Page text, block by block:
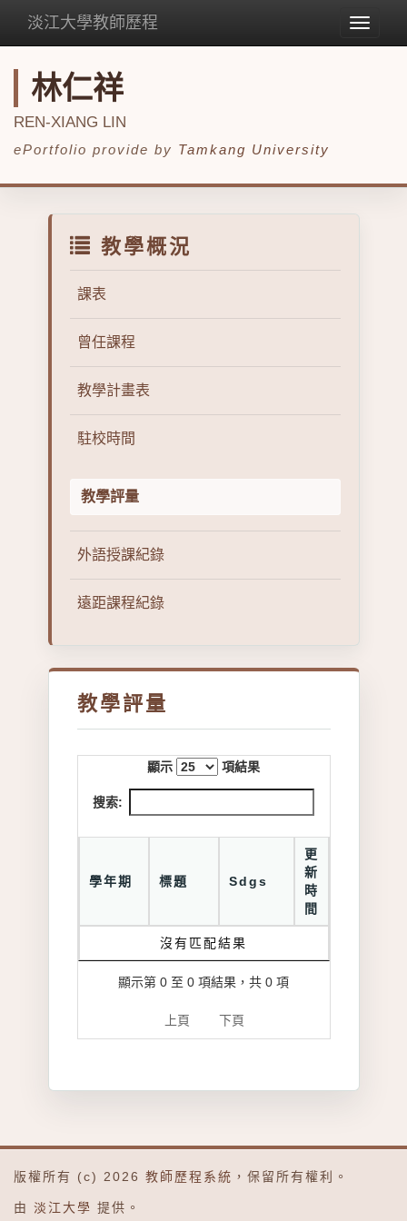
Toggle
淡江大學教師歷程
林仁祥
REN-XIANG LIN
ePortfolio provide by Tamkang University
教學概況
課表
曾任課程
教學計畫表
駐校時間
教學評量
外語授課紀錄
遠距課程紀錄
教學評量
顯示 項結果
搜索:
學年期 標題 Sdgs
更
新
時
間
沒有匹配結果
顯示第 0 至 0 項結果，共 0 項
上頁 下頁
版權所有 (c) 2026 教師歷程系統 ，保留所有權利。
由 淡江大學 提供。